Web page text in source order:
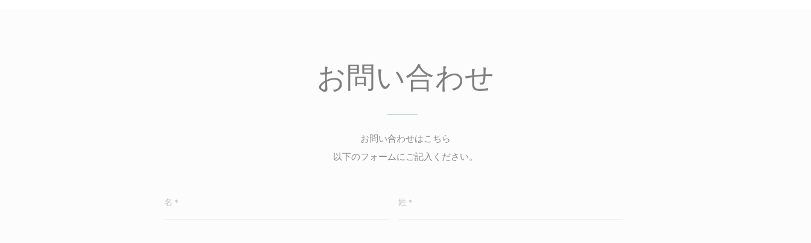
お問い合わせ
お問い合わせはこちら
以下のフォームにご記入ください。